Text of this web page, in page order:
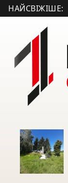
НАЙСВІЖІШЕ:
• У Тернополі